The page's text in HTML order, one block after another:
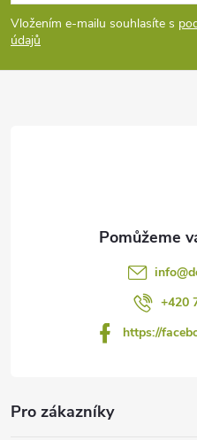
p
a
Vložením e-mailu souhlasíte s
údajů
info@
+420
https://
Pro zákazníky